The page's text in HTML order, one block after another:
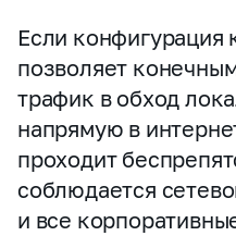
Если конфигурация
позволяет
трафик в обход
напрямую в
проходит
соблюдается
и все